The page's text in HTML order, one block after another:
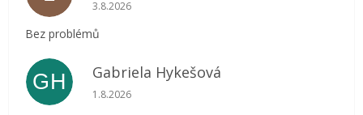
3.8.2026
Bez problémů
GH Gabriela Hykešová
Hodnocení obchodu je 5 z 5 hvězdiček.
1.8.2026